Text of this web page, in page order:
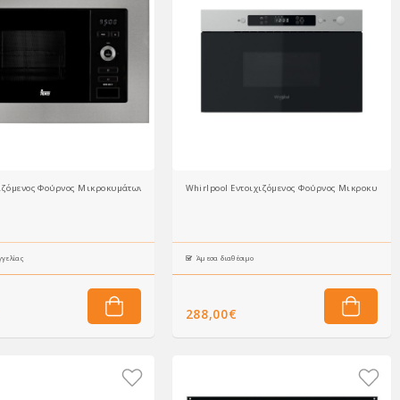
Φούρνος Μικροκυμάτων MWE 225 FIWhirlpool Εντοιχιζόμενος Φούρνος
Άμεσα διαθέσιμο
288,00€